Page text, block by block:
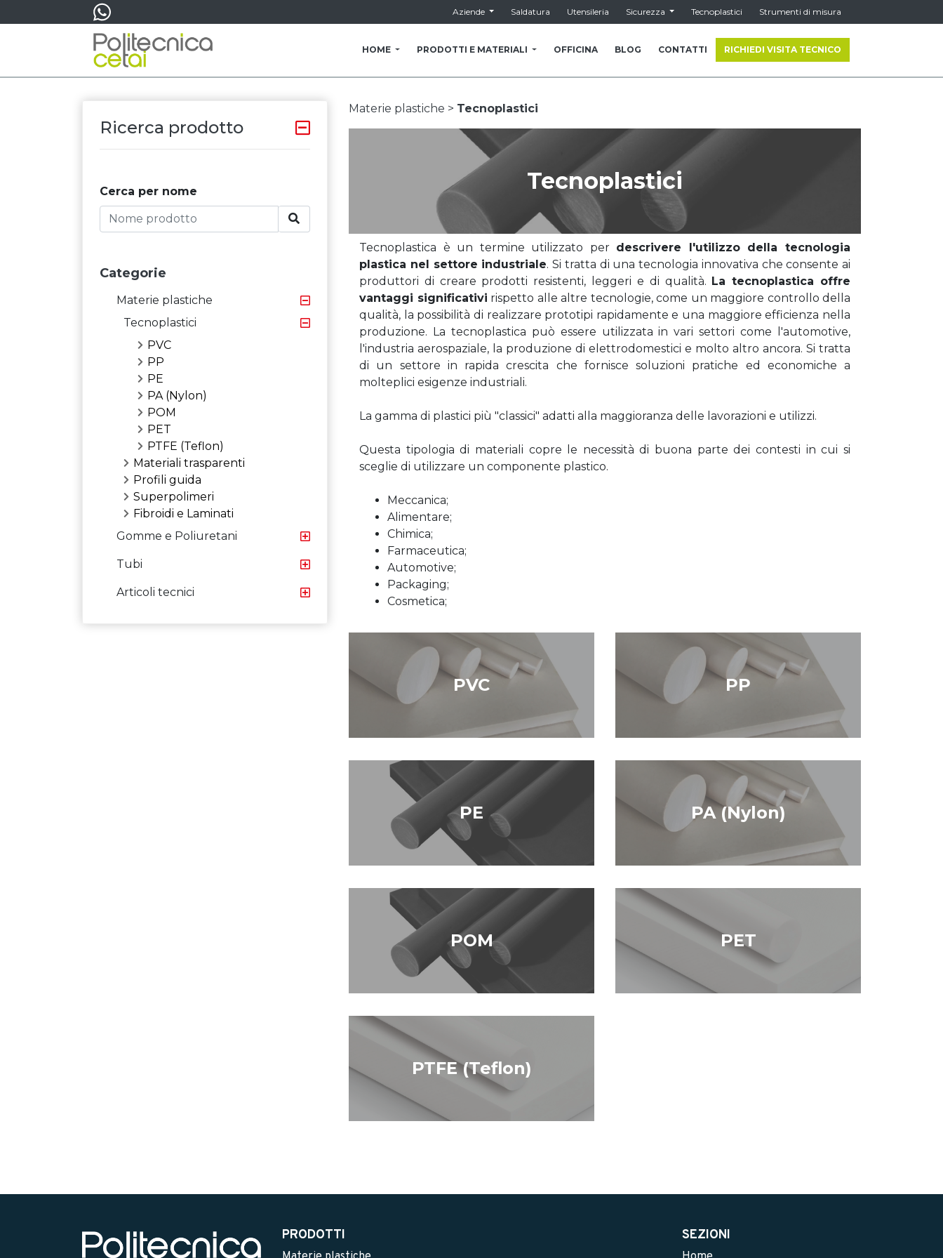
Aziende Saldatura Utensileria Sicurezza Tecnoplastici Strumenti di misura
HOME PRODOTTI E MATERIALI OFFICINA BLOG CONTATTI RICHIEDI VISITA TECNICO
Ricerca prodotto
Cerca per nome
Categorie
Materie plastiche
Tecnoplastici
PVC
PP
PE
PA (Nylon)
POM
PET
PTFE (Teflon)
Materiali trasparenti
Profili guida
Superpolimeri
Fibroidi e Laminati
Gomme e Poliuretani
Tubi
Articoli tecnici
Materie plastiche > Tecnoplastici
Tecnoplastici
Tecnoplastica è un termine utilizzato per descrivere l'utilizzo della tecnologia
plastica nel settore industriale. Si tratta di una tecnologia innovativa che consente ai
produttori di creare prodotti resistenti, leggeri e di qualità. La tecnoplastica offre
vantaggi significativi rispetto alle altre tecnologie, come un maggiore controllo della
qualità, la possibilità di realizzare prototipi rapidamente e una maggiore efficienza nella
produzione. La tecnoplastica può essere utilizzata in vari settori come l'automotive,
l'industria aerospaziale, la produzione di elettrodomestici e molto altro ancora. Si tratta
di un settore in rapida crescita che fornisce soluzioni pratiche ed economiche a
molteplici esigenze industriali.
La gamma di plastici più "classici" adatti alla maggioranza delle lavorazioni e utilizzi.
Questa tipologia di materiali copre le necessità di buona parte dei contesti in cui si
sceglie di utilizzare un componente plastico.
Meccanica;
Alimentare;
Chimica;
Farmaceutica;
Automotive;
Packaging;
Cosmetica;
PVC PP
PE PA (Nylon)
POM PET
PTFE (Teflon)
PRODOTTI SEZIONI